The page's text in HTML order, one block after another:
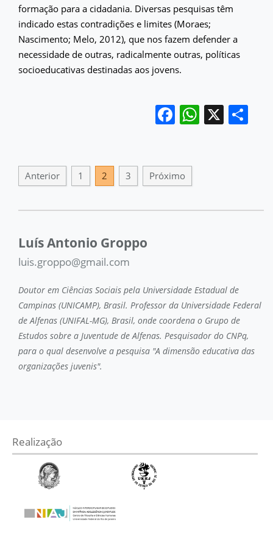
formação para a cidadania. Diversas pesquisas têm
indicado estas contradições e limites (Moraes;
Nascimento; Melo, 2012), que nos fazem defender a
necessidade de outras, radicalmente outras, políticas
socioeducativas destinadas aos jovens.
Facebook
X
Anterior 1 2 3 Próximo
Luís Antonio Groppo
luis.groppo@gmail.com
Doutor em Ciências Sociais pela Universidade Estadual de
Campinas (UNICAMP), Brasil. Professor da Universidade Federal
de Alfenas (UNIFAL-MG), Brasil, onde coordena o Grupo de
Estudos sobre a Juventude de Alfenas. Pesquisador do CNPq,
para o qual desenvolve a pesquisa "A dimensão educativa das
organizações juvenis".
Realização